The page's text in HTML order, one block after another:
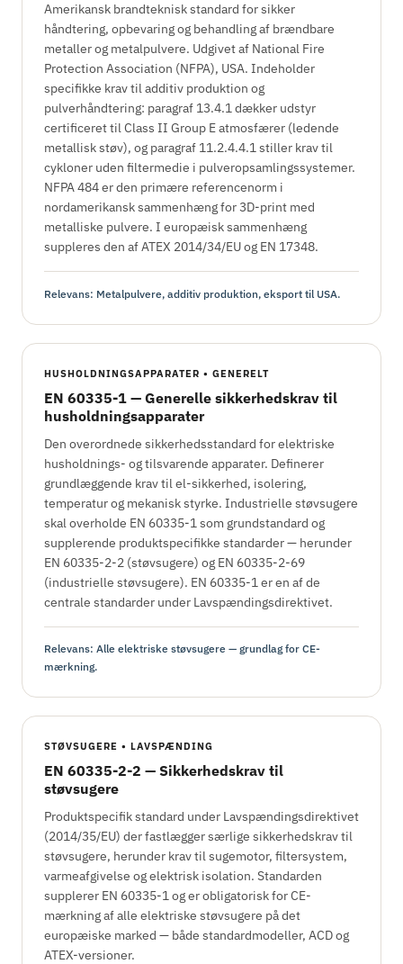
Amerikansk brandteknisk standard for sikker
håndtering, opbevaring og behandling af brændbare
metaller og metalpulvere. Udgivet af National Fire
Protection Association (NFPA), USA. Indeholder
specifikke krav til additiv produktion og
pulverhåndtering: paragraf 13.4.1 dækker udstyr
certificeret til Class II Group E atmosfærer (ledende
metallisk støv), og paragraf 11.2.4.4.1 stiller krav til
cykloner uden filtermedie i pulveropsamlingssystemer.
NFPA 484 er den primære referencenorm i
nordamerikansk sammenhæng for 3D-print med
metalliske pulvere. I europæisk sammenhæng
suppleres den af ATEX 2014/34/EU og EN 17348.
Relevans: Metalpulvere, additiv produktion, eksport til USA.
HUSHOLDNINGSAPPARATER • GENERELT
EN 60335-1 — Generelle sikkerhedskrav til
husholdningsapparater
Den overordnede sikkerhedsstandard for elektriske
husholdnings- og tilsvarende apparater. Definerer
grundlæggende krav til el-sikkerhed, isolering,
temperatur og mekanisk styrke. Industrielle støvsugere
skal overholde EN 60335-1 som grundstandard og
supplerende produktspecifikke standarder — herunder
EN 60335-2-2 (støvsugere) og EN 60335-2-69
(industrielle støvsugere). EN 60335-1 er en af de
centrale standarder under Lavspændingsdirektivet.
Relevans: Alle elektriske støvsugere — grundlag for CE-
mærkning.
STØVSUGERE • LAVSPÆNDING
EN 60335-2-2 — Sikkerhedskrav til
støvsugere
Produktspecifik standard under Lavspændingsdirektivet
(2014/35/EU) der fastlægger særlige sikkerhedskrav til
støvsugere, herunder krav til sugemotor, filtersystem,
varmeafgivelse og elektrisk isolation. Standarden
supplerer EN 60335-1 og er obligatorisk for CE-
mærkning af alle elektriske støvsugere på det
europæiske marked — både standardmodeller, ACD og
ATEX-versioner.